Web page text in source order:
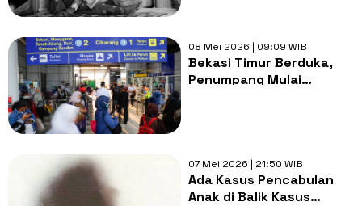
08 Mei 2026 | 09:09 WIB
Bekasi Timur Berduka,
Penumpang Mulai
07 Mei 2026 | 21:50 WIB
Ada Kasus Pencabulan
Anak di Balik Kasus